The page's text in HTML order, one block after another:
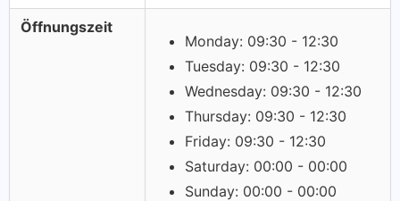
Öffnungszeit
Monday: 09:30 - 12:30
Tuesday: 09:30 - 12:30
Wednesday: 09:30 - 12:30
Thursday: 09:30 - 12:30
Friday: 09:30 - 12:30
Saturday: 00:00 - 00:00
Sunday: 00:00 - 00:00